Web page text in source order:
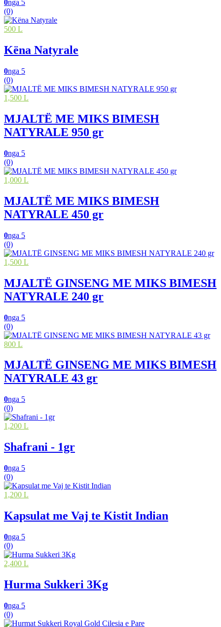
0nga 5
(0)
500 L
Këna Natyrale
0nga 5
(0)
1,500 L
MJALTË ME MIKS BIMESH
NATYRALE 950 gr
0nga 5
(0)
1,000 L
MJALTË ME MIKS BIMESH
NATYRALE 450 gr
0nga 5
(0)
1,500 L
MJALTË GINSENG ME MIKS BIMESH
NATYRALE 240 gr
0nga 5
(0)
800 L
MJALTË GINSENG ME MIKS BIMESH
NATYRALE 43 gr
0nga 5
(0)
1,200 L
Shafrani - 1gr
0nga 5
(0)
1,200 L
Kapsulat me Vaj te Kistit Indian
0nga 5
(0)
2,400 L
Hurma Sukkeri 3Kg
0nga 5
(0)